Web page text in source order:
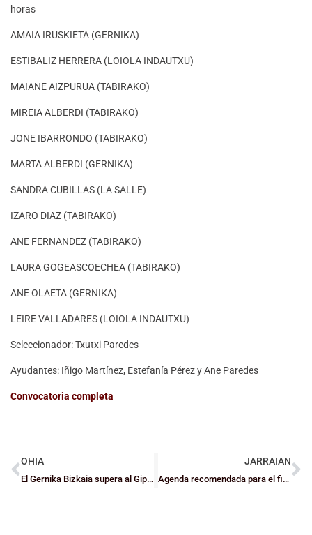
horas
AMAIA IRUSKIETA (GERNIKA)
ESTIBALIZ HERRERA (LOIOLA INDAUTXU)
MAIANE AIZPURUA (TABIRAKO)
MIREIA ALBERDI (TABIRAKO)
JONE IBARRONDO (TABIRAKO)
MARTA ALBERDI (GERNIKA)
SANDRA CUBILLAS (LA SALLE)
IZARO DIAZ (TABIRAKO)
ANE FERNANDEZ (TABIRAKO)
LAURA GOGEASCOECHEA (TABIRAKO)
ANE OLAETA (GERNIKA)
LEIRE VALLADARES (LOIOLA INDAUTXU)
Seleccionador: Txutxi Paredes
Ayudantes: Iñigo Martínez, Estefanía Pérez y Ane Paredes
Convocatoria completa
OHIA
El Gernika Bizkaia supera al Gipuzkoa UPV y es el primer líder de la LF
JARRAIAN
Agenda recomendada para el fin de semana